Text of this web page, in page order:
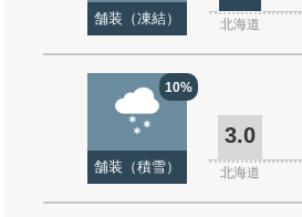
舗装（凍結） 北海道
10%
舗装（積雪）
3.0
北海道